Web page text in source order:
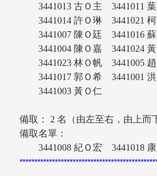
3441013 古Ｏ主 3441011
3441014 許Ｏ琳 3441021
3441007 陳Ｏ廷 3441016
3441004 陳Ｏ嘉 3441024
3441023 林Ｏ帆 3441005
3441017 郭Ｏ希 3441001
3441003 黃Ｏ仁
備取： 2 名（由左至右，由上
備取名單：
3441008 紀Ｏ宏 3441018